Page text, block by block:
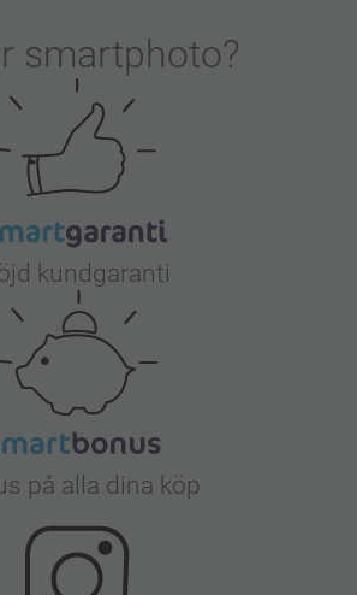
smartphoto?
kundgaranti
på alla dina köp